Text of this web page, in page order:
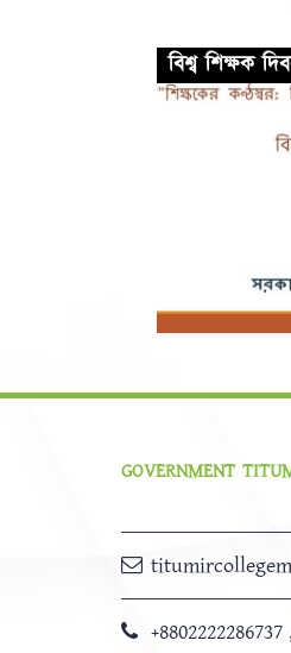
বিশ্ব শিক্ষক
GOVERNMENT
+8802222286737